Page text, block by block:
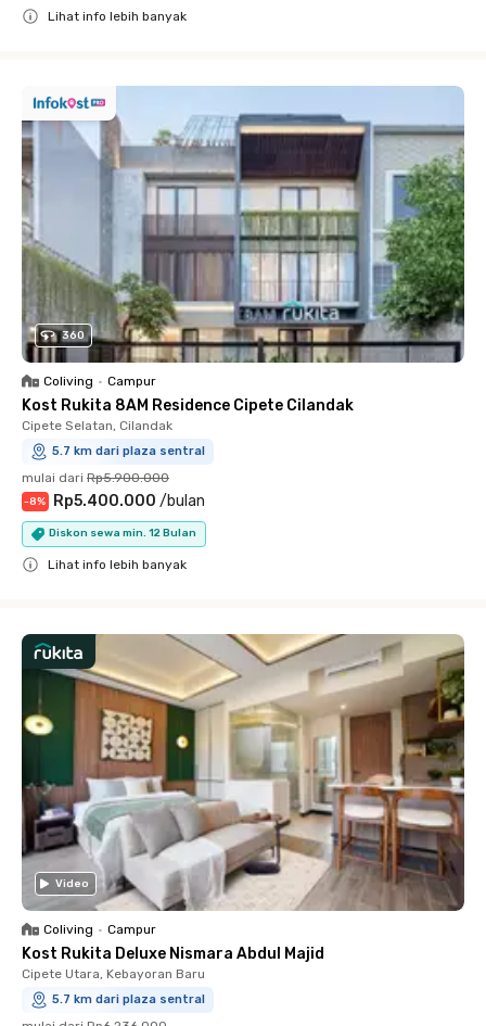
Lihat info lebih banyak
360
Coliving • Campur
Kost Rukita 8AM Residence Cipete Cilandak
Cipete Selatan, Cilandak
5.7 km dari plaza sentral
mulai dari Rp5.900.000
-8% Rp5.400.000 /bulan
Diskon sewa min. 12 Bulan
Lihat info lebih banyak
Video
Coliving • Campur
Kost Rukita Deluxe Nismara Abdul Majid
Cipete Utara, Kebayoran Baru
5.7 km dari plaza sentral